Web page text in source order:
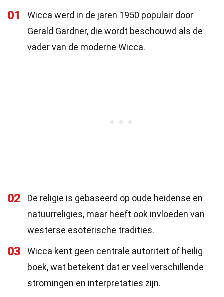
01
Wicca werd in de jaren 1950 populair door
Gerald Gardner, die wordt beschouwd als de
vader van de moderne Wicca.
02
De religie is gebaseerd op oude heidense en
natuurreligies, maar heeft ook invloeden van
westerse esoterische tradities.
03
Wicca kent geen centrale autoriteit of heilig
boek, wat betekent dat er veel verschillende
stromingen en interpretaties zijn.